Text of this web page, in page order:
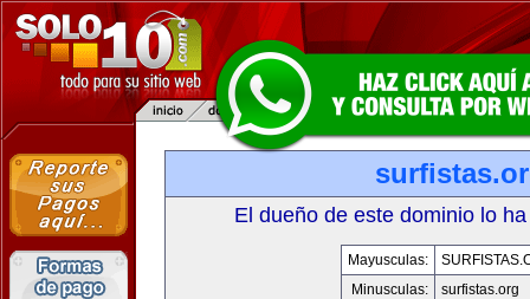
El dueño de este dominio lo
Mayusculas:
Minusculas:
surfistas.org